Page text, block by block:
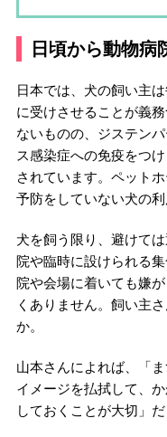
日頃から動物病
日本では、犬の飼い主
に受けさせることが義
ないものの、ジステン
ス感染症への免疫をつ
されています。ペット
予防をしていない犬の
犬を飼う限り、避けて
院や臨時に設けられる
院や会場に着いても嫌
くありません。飼い主
か。
山本さんによれば、「
イメージを払拭して、
しておくことが大切」だ